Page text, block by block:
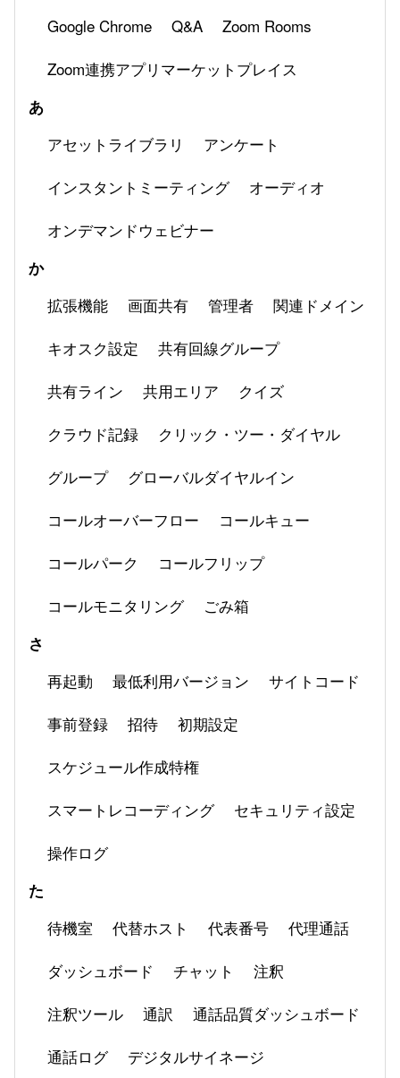
Google Chrome Q&A
Zoom Rooms
Zoom連携アプリマーケットプレイス
あ
アセットライブラリ
アンケート
インスタントミーティング
オーディオ
オンデマンドウェビナー
か
拡張機能 画面共有 管理者
関連ドメイン
キオスク設定
共有回線グループ
共有ライン
共用エリア
クイズ
クラウド記録
クリック・ツー・ダイヤル
グループ
グローバルダイヤルイン
コールオーバーフロー
コールキュー
コールパーク
コールフリップ
コールモニタリング
ごみ箱
さ
再起動 最低利用バージョン
サイトコード
事前登録
招待
初期設定
スケジュール作成特権
スマートレコーディング
セキュリティ設定
操作ログ
た
待機室 代替ホスト 代表番号
代理通話
ダッシュボード
チャット
注釈
注釈ツール
通訳
通話品質ダッシュボード
通話ログ
デジタルサイネージ